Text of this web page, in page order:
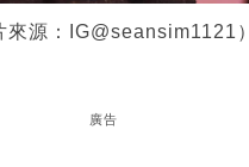
源：IG@seansim1121）
廣告